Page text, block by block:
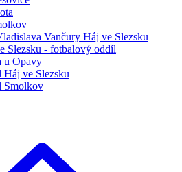
Vančury Háj ve Slezsku
Slezsku - fotbalový oddíl
u Opavy
Háj ve Slezsku
Smolkov